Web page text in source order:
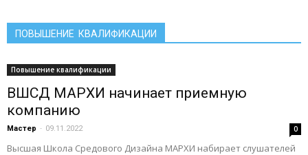
ПОВЫШЕНИЕ КВАЛИФИКАЦИИ
Повышение квалификации
ВШСД МАРХИ начинает приемную
компанию
Мастер - 09.11.2022 0
Высшая Школа Средового Дизайна МАРХИ набирает слушателей